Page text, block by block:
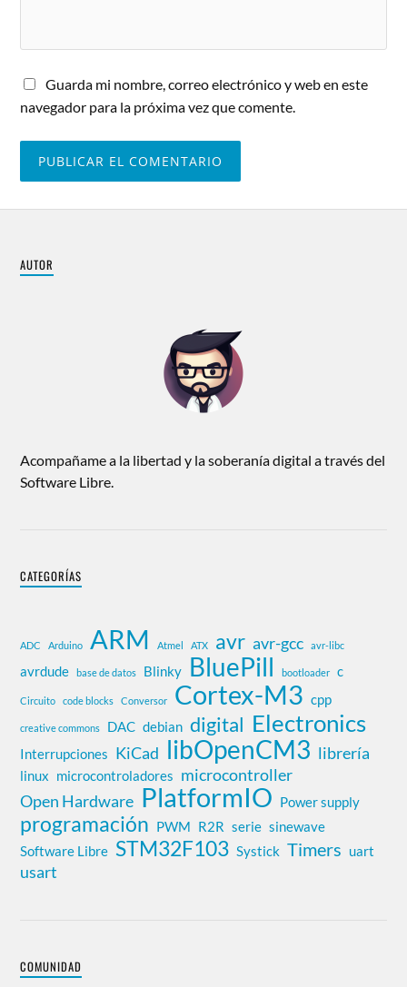
Guarda mi nombre, correo electrónico y web en este
navegador para la próxima vez que comente.
AUTOR
Acompañame a la libertad y la soberanía digital a través del
Software Libre.
CATEGORÍAS
ADC Arduino ARM Atmel ATX avr avr-gcc avr-libc
avrdude base de datos Blinky BluePill bootloader c
Circuito code blocks Conversor Cortex-M3 cpp
creative commons DAC debian digital Electronics
Interrupciones KiCad libOpenCM3 librería
linux microcontroladores microcontroller
Open Hardware PlatformIO Power supply
programación PWM R2R serie sinewave
Software Libre STM32F103 Systick Timers uart
usart
COMUNIDAD